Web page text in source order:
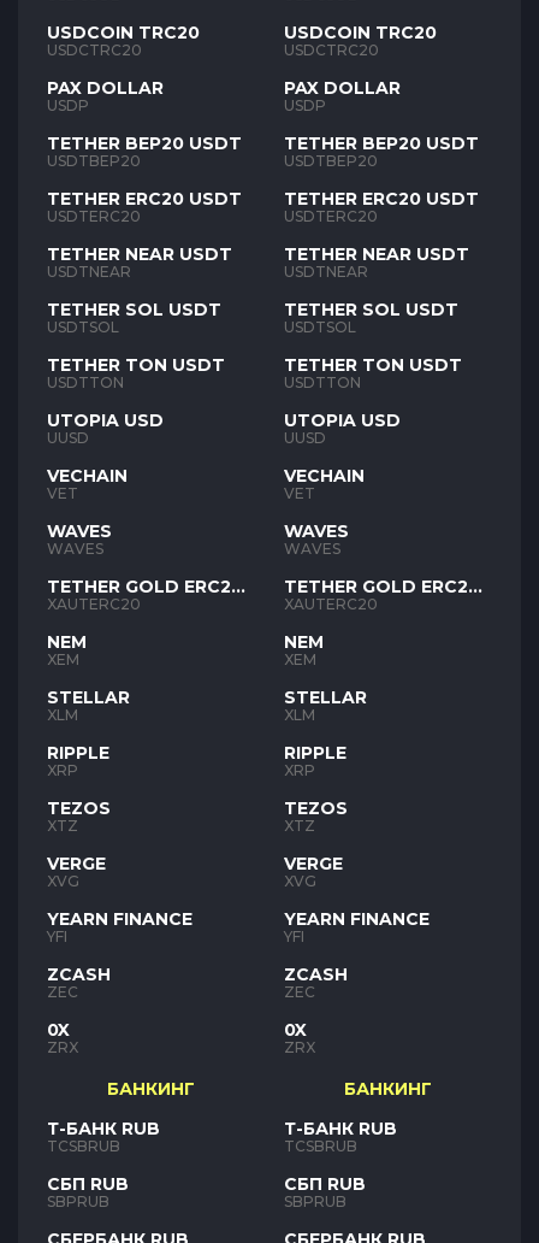
USDCOIN TRC20
USDCTRC20
PAX DOLLAR
USDP
TETHER BEP20 USDT
USDTBEP20
TETHER ERC20 USDT
USDTERC20
TETHER NEAR USDT
USDTNEAR
TETHER SOL USDT
USDTSOL
TETHER TON USDT
USDTTON
UTOPIA USD
UUSD
VECHAIN
VET
WAVES
WAVES
TETHER GOLD ERC20
XAUT
XAUTERC20
NEM
XEM
STELLAR
XLM
RIPPLE
XRP
TEZOS
XTZ
VERGE
XVG
YEARN FINANCE
YFI
ZCASH
ZEC
0X
ZRX
БАНКИНГ
Т-БАНК RUB
TCSBRUB
СБП RUB
SBPRUB
USDCOIN TRC20
USDCTRC20
PAX DOLLAR
USDP
TETHER BEP20 USDT
USDTBEP20
TETHER ERC20 USDT
USDTERC20
TETHER NEAR USDT
USDTNEAR
TETHER SOL USDT
USDTSOL
TETHER TON USDT
USDTTON
UTOPIA USD
UUSD
VECHAIN
VET
WAVES
WAVES
TETHER GOLD ERC20
XAUT
XAUTERC20
NEM
XEM
STELLAR
XLM
RIPPLE
XRP
TEZOS
XTZ
VERGE
XVG
YEARN FINANCE
YFI
ZCASH
ZEC
0X
ZRX
БАНКИНГ
Т-БАНК RUB
TCSBRUB
СБП RUB
SBPRUB